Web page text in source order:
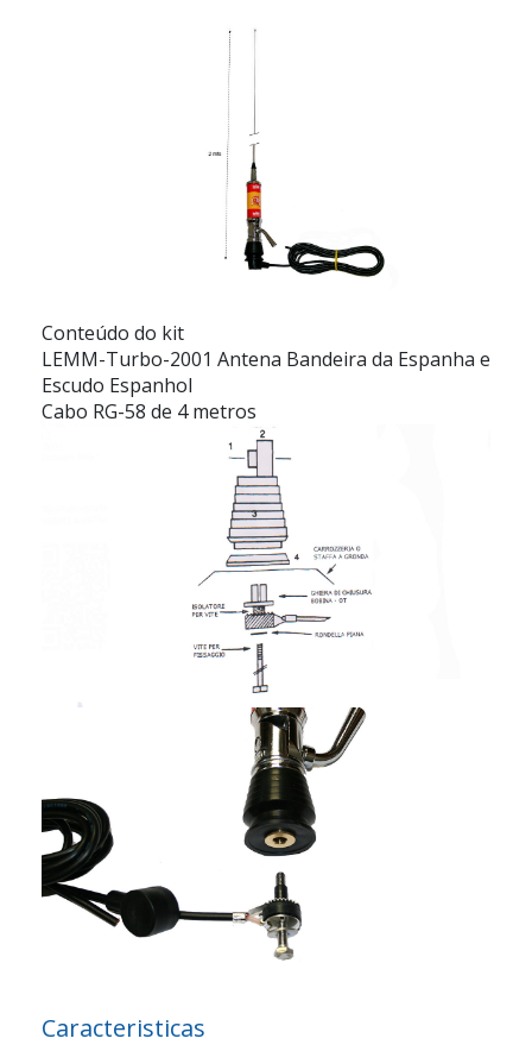
Conteúdo do kit
LEMM-Turbo-2001 Antena Bandeira da Espanha e
Escudo Espanhol
Cabo RG-58 de 4 metros
Caracteristicas